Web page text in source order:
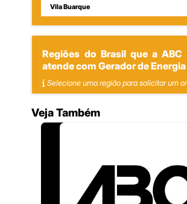
Vila Buarque
Regiões do Brasil que a ABC
atende com Gerador de
Selecione uma região para solicitar um
Veja Também